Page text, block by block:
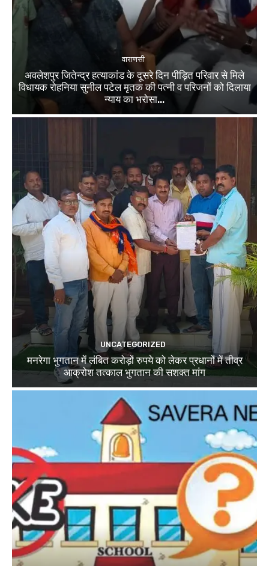
वाराणसी
अवलेशपुर जितेन्द्र हत्याकांड के दूसरे दिन पीड़ित परिवार से मिले
विधायक रोहनिया सुनील पटेल मृतक की पत्नी व परिजनों को दिलाया
न्याय का भरोसा...
UNCATEGORIZED
मनरेगा भुगतान में लंबित करोड़ों रुपये को लेकर प्रधानों में तीव्र
आक्रोश तत्काल भुगतान की सशक्त मांग